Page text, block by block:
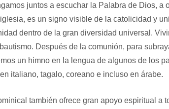
juntos a escuchar la Palabra de Dios, a
es un signo visible de la catolicidad y
dentro de la gran diversidad universal.
Después de la comunión, para
un himno en la lengua de algunos de los
italiano, tagalo, coreano e incluso en árabe.
también ofrece gran apoyo espiritual a